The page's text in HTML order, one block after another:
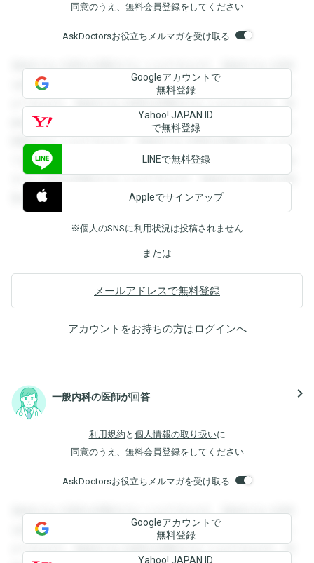
同意のうえ、無料会員登録をしてください
AskDoctorsお役立ちメルマガを受け取る
登録すると回答を閲覧することができます。登録すると回答
を閲覧することができます。登録すると回答を閲覧すること
ができます。登録すると回答を閲覧することができます。登
録すると回答を閲覧することができます。登録すると回答を
閲覧することができます。登録すると回答を閲覧することが
できます。登録すると回答を閲覧することができます。登録
すると回答を閲覧することができます。登録すると回答を閲
覧することができます。
Googleアカウントで
無料登録
Yahoo! JAPAN ID
で無料登録
LINEで無料登録
Appleでサインアップ
※個人のSNSに利用状況は投稿されません
または
メールアドレスで無料登録
アカウントをお持ちの方はログインへ
一般内科の医師が回答 navigate_next
利用規約 と 個人情報の取り扱いに
同意のうえ、無料会員登録をしてください
AskDoctorsお役立ちメルマガを受け取る
登録すると回答を閲覧することができます。登録すると回答
を閲覧することができます。登録すると回答を閲覧すること
ができます。登録すると回答を閲覧することができます。登
Googleアカウントで
無料登録
Yahoo! JAPAN ID